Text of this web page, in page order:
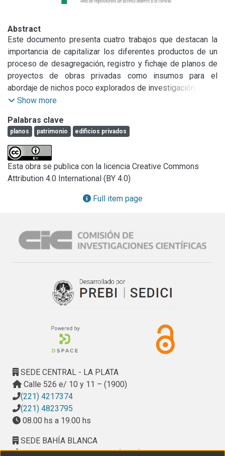
Abstract
Este documento presenta cuatro trabajos que destacan la
importancia de capitalizar los diferentes productos de un
proceso de desagregación, registro y fichaje de planos de
proyectos de obras privadas como insumos para el
abordaje de nichos poco explorados de investigación.
Parte 1: La formación del patrimonio de planos de obras
privadas (1882-1932).
Las oficinas técnicas.
Los reglamentos generales de construcción.
Premios a la “edificación de altos”.
Parte 2: Los constructores de planos de obras privadas.
Una oficina técnica privada.
Biógrafos y cinematógrafos en locales comerciales y
sociales.
Grandes industrias, algunas normativas específicas (1884-
Show more
Palabras clave
planos patrimonio edificios privados
Esta obra se publica con la licencia Creative Commons
Attribution 4.0 International (BY 4.0)
Full item page
SEDE CENTRAL - LA PLATA
Calle 526 e/ 10 y 11 – (1900)
(221) 4217374
(221) 4823795
08.00 hs a 19.00 hs
SEDE BAHÍA BLANCA
Calle Ciudad de Cali 320 – (8000). Universidad